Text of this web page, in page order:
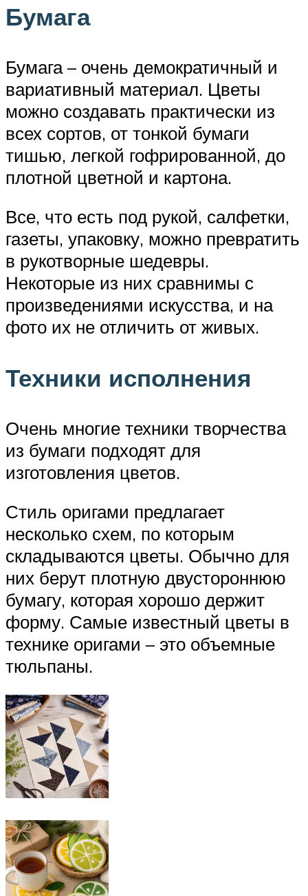
Бумага
Бумага – очень демократичный и
вариативный материал. Цветы
можно создавать практически из
всех сортов, от тонкой бумаги
тишью, легкой гофрированной, до
плотной цветной и картона.
Все, что есть под рукой, салфетки,
газеты, упаковку, можно превратить
в рукотворные шедевры.
Некоторые из них сравнимы с
произведениями искусства, и на
фото их не отличить от живых.
Техники исполнения
Очень многие техники творчества
из бумаги подходят для
изготовления цветов.
Стиль оригами предлагает
несколько схем, по которым
складываются цветы. Обычно для
них берут плотную двустороннюю
бумагу, которая хорошо держит
форму. Самые известный цветы в
технике оригами – это объемные
тюльпаны.